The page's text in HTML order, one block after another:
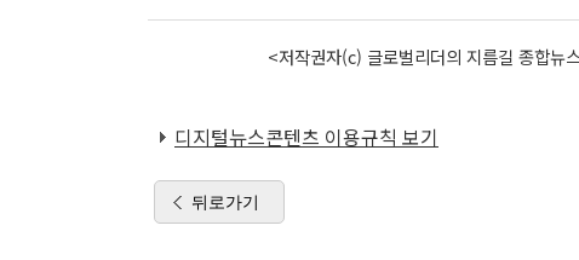
<저작권자(c) 글로벌리더의 지름길 종합
디지털뉴스콘텐츠 이용규칙 보기
뒤로가기